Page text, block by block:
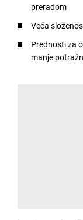
preradom
Veća
Prednosti za
manje